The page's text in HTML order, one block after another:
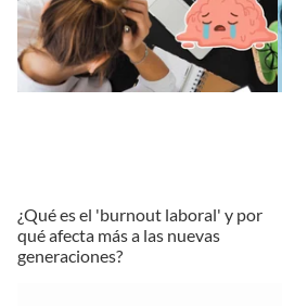
¿Qué es el 'burnout laboral' y por
qué afecta más a las nuevas
generaciones?